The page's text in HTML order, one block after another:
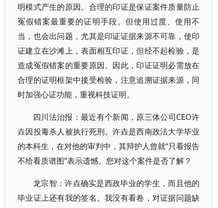
明模式产生的原因。合理的印证是保证案件质量防止
冤假错案最重要的证明手段。但使用过度、使用不
当，也会出问题，尤其是印证证据来源不可靠，使印
证建立在沙滩上，表面相互印证，但经不起检验，是
造成冤假错案的重要原因。因此，印证证明必需放在
合理的证明框架中接受检验，注意追溯证据来源，同
时加强心证功能，重视科技证明。
四川法治报：最近有个新闻，原三体公司CEO许
垚因投毒杀人被执行死刑。许垚是西南政法大学毕业
的本科生，在对他的审判中，其辩护人曾就“只看报告
不给看质谱图”表示遗憾。您对这个案件是否了解？
龙宗智：许垚确实是西政毕业的学生，而且他的
毕业证上还有我的签名。我没有看卷，对证据问题缺